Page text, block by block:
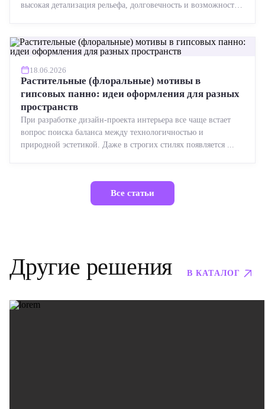
высокая детализация рельефа, долговечность и возможность
18.06.2026
Растительные (флоральные) мотивы в
гипсовых панно: идеи оформления для разных
пространств
При разработке дизайн-проекта интерьера все чаще встает
вопрос поиска баланса между технологичностью и
природной эстетикой. Даже в строгих стилях появляется ...
Все статьи
Другие решения В КАТАЛОГ